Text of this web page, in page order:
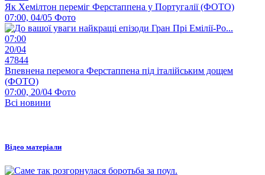
Як Хемілтон переміг Ферстаппена у Португалії (ФОТО)
07:00, 04/05 Фото
07:00
20/04
47844
Впевнена перемога Ферстаппена під італійським дощем
(ФОТО)
07:00, 20/04 Фото
Всі новини
Відео матеріали